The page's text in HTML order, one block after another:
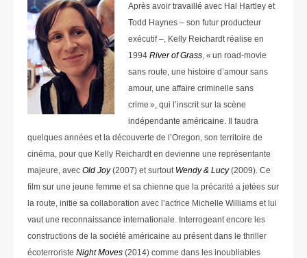
Après avoir travaillé avec Hal Hartley et
Todd Haynes – son futur producteur
exécutif –, Kelly Reichardt réalise en
1994 River of Grass , « un road-movie
sans route, une histoire d’amour sans
amour, une affaire criminelle sans
crime », qui l’inscrit sur la scène
indépendante américaine. Il faudra
quelques années et la découverte de l’Oregon, son territoire de
cinéma, pour que Kelly Reichardt en devienne une représentante
majeure, avec Old Joy(2007) et surtout Wendy & Lucy(2009). Ce
film sur une jeune femme et sa chienne que la précarité a jetées sur
la route, initie sa collaboration avec l’actrice Michelle Williams et lui
vaut une reconnaissance internationale. Interrogeant encore les
constructions de la société américaine au présent dans le thriller
écoterroriste Night Moves (2014) comme dans les inoubliables